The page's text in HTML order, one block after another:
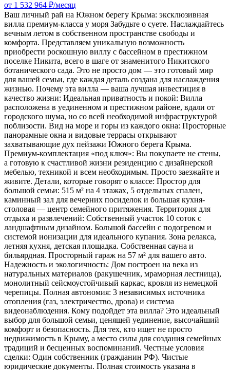
от 1 532 964 ₽/месяц
Ваш личный рай на Южном берегу Крыма: эксклюзивная
вилла премиум-класса у моря Забудьте о суете. Наслаждайтесь
вечным летом в собственном пространстве свободы и
комфорта. Представляем уникальную возможность
приобрести роскошную виллу с бассейном в престижном
поселке Никита, всего в шаге от знаменитого Никитского
ботанического сада. Это не просто дом — это готовый мир
для вашей семьи, где каждая деталь создана для наслаждения
жизнью. Почему эта вилла — ваша лучшая инвестиция в
качество жизни: Идеальная приватность и покой: Вилла
расположена в уединенном и престижном районе, вдали от
городского шума, но со всей необходимой инфраструктурой
поблизости. Вид на море и горы из каждого окна: Просторные
панорамные окна и видовые террасы открывают
захватывающие дух пейзажи Южного берега Крыма.
Премиум-комплектация «под ключ»: Вы покупаете не стены,
а готовую к счастливой жизни резиденцию с дизайнерской
мебелью, техникой и всем необходимым. Просто заезжайте и
живите. Детали, которые говорят о классе: Простор для
большой семьи: 515 м² на 4 этажах, 5 отдельных спален,
каминный зал для вечерних посиделок и большая кухня-
столовая — центр семейного притяжения. Территория для
отдыха и развлечений: Собственный участок 10 соток с
ландшафтным дизайном. Большой бассейн с подогревом и
системой ионизации для идеального купания. Зона релакса,
летняя кухня, детская площадка. Собственная сауна и
бильярдная. Просторный гараж на 57 м² для вашего авто.
Надежность и экологичность: Дом построен на века из
натуральных материалов (ракушечник, мраморная лестница),
монолитный сейсмоустойчивый каркас, кровля из немецкой
черепицы. Полная автономия: 3 независимых источника
отопления (газ, электричество, дрова) и система
видеонаблюдения. Кому подойдет эта вилла? Это идеальный
выбор для большой семьи, ценящей уединение, высочайший
комфорт и безопасность. Для тех, кто ищет не просто
недвижимость в Крыму, а место силы для создания семейных
традиций и бесценных воспоминаний. Честные условия
сделки: Один собственник (гражданин РФ). Чистые
юридические документы. Полная стоимость указана в